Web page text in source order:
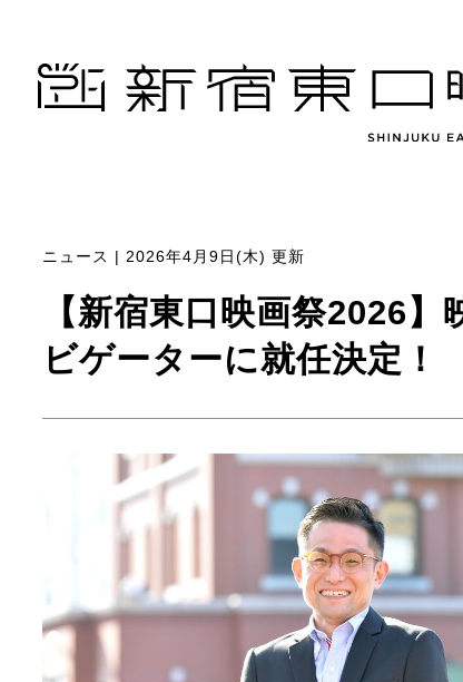
ニュース | 2026年4月9日(木) 更新
【新宿東口映画祭2026
ビゲーターに就任決定！